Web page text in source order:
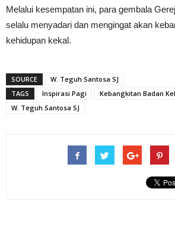
Melalui kesempatan ini, para gembala
selalu menyadari dan mengingat akan
kehidupan kekal.
SOURCE
W. Teguh Santosa SJ
TAGS
Inspirasi Pagi
Kebangkitan Badan
W. Teguh Santosa SJ